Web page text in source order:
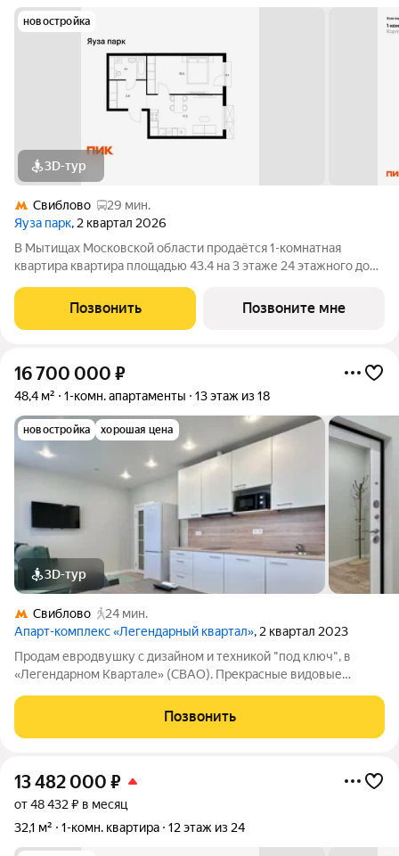
новостройка
3D-тур
Свиблово
29 мин.
Яуза парк, 2 квартал 2026
В Мытищах Московской области продаётся 1-комнатная
квартира квартира площадью 43.4 на 3 этаже 24 этажного дома
расположение 5 минут пешком до ж/д станции Мытищи и 20
минут на автомобиле до метро
Позвонить Позвоните мне
16 700 000 ₽
48,4 м² 1-комн. апартаменты 13 этаж из 18
новостройка хорошая цена
3D-тур
Свиблово
24 мин.
Апарт-комплекс «Легендарный квартал», 2 квартал 2023
Продам евродвушку с дизайном и техникой "под ключ", в
«Легендарном Квартале» (СВАО). Прекрасные видовые
Евродвушка с продуманной планировкой и качественной
отделкой. В стоимость входит вся мебель и
Позвонить
13 482 000 ₽
от 48 432 ₽ в месяц
32,1 м²
1-комн. квартира 12 этаж из 24